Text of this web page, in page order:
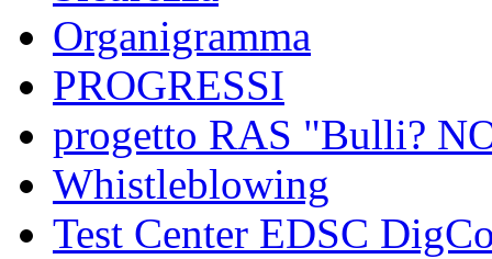
Organigramma
PROGRESSI
progetto RAS "Bulli?
Whistleblowing
Test Center EDSC